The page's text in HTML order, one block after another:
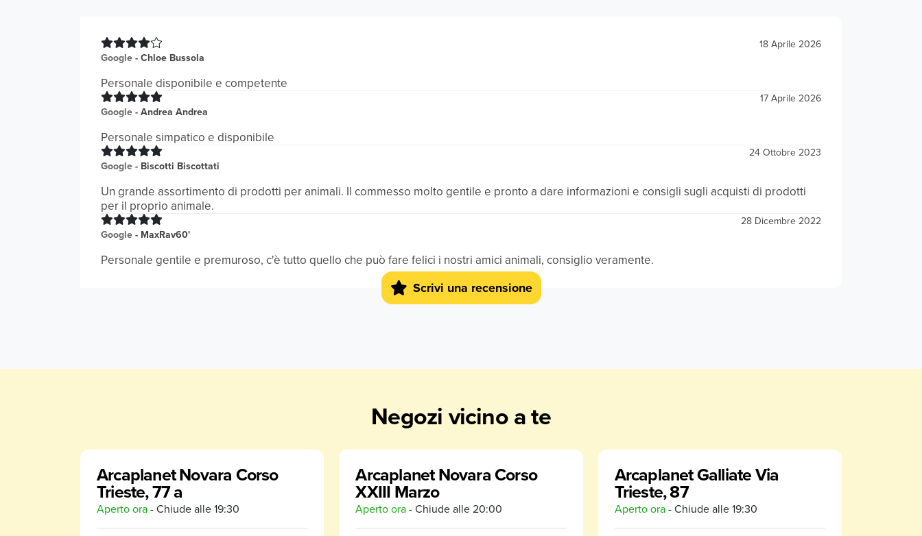
Google - Chloe Bussola
18 Aprile 2026
Personale disponibile e competente
Google - Andrea Andrea
17 Aprile 2026
Personale simpatico e disponibile
Google - Biscotti Biscottati
24 Ottobre 2023
Un grande assortimento di prodotti per animali. Il commesso molto gentile e pronto a dare informazioni e consigli sugli acquisti di prodotti
per il proprio animale.
Google - MaxRav60'
28 Dicembre 2022
Personale gentile e premuroso, c'è tutto quello che può fare felici i nostri amici animali, consiglio veramente.
Scrivi una recensione
Negozi vicino a te
Arcaplanet Novara Corso
Trieste, 77 a
Aperto ora- Chiude alle19:30
Arcaplanet Novara Corso
XXIII Marzo
Aperto ora- Chiude alle20:00
Arcaplanet Galliate Via
Trieste, 87
Aperto ora- Chiude alle19:30